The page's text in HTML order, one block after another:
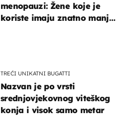
menopauzi: Žene koje je
koriste imaju znatno manji
TREĆI UNIKATNI BUGATTI
Nazvan je po vrsti
srednjovjekovnog viteškog
konja i visok samo metar